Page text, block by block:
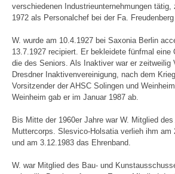
verschiedenen Industrieunternehmungen
1972 als Personalchef bei der Fa. Freudenberg
W. wurde am 10.4.1927 bei Saxonia Berlin
13.7.1927 recipiert. Er bekleidete fünfmal eine
die des Seniors. Als Inaktiver war er zeitweilig
Dresdner Inaktivenvereinigung, nach dem
Vorsitzender der AHSC Solingen und
Weinheim gab er im Januar 1987 ab.
Bis Mitte der 1960er Jahre war W. Mitglied
Muttercorps. Slesvico-Holsatia verlieh ihm am
und am 3.12.1983 das Ehrenband.
W. war Mitglied des Bau- und